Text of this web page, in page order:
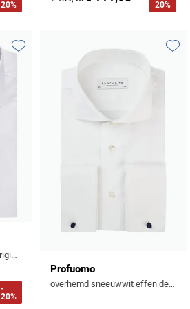
20%
20%
overhemd mouwlengte 7 Originale wit effen katoen slim fit
-
20%
Toevoegen aan favorieten
Profuomo
overhemd sneeuwwit effen dessin